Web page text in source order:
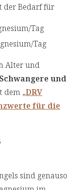
der Bedarf für
Tag
Tag
Alter und
und
dem „DRV
für die
sind genauso